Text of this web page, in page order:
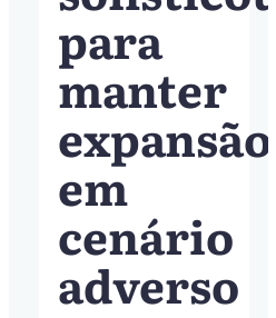
para
manter
expansão
em
cenário
adverso